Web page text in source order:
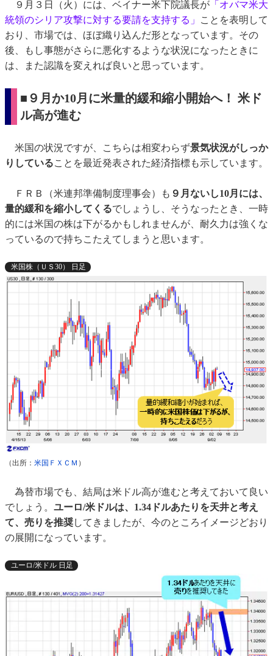
９月３日（火）には、ベイナー米下院議長が 「オバマ米大
統領のシリア攻撃に対する要請を支持する」
ことを表明して
おり、市場では、ほぼ織り込んだ形となっています。その
後、もし事態がさらに悪化するような状況になったときに
は、また認識を変えれば良いと思っています。
■９月か10月に米量的緩和縮小開始へ！ 米ド
ル高が進む
米国の状況ですが、こちらは相変わらず景気状況がしっか
りしていることを最近発表された経済指標も示しています。
ＦＲＢ（米連邦準備制度理事会）も ９月ないし10月には、
量的緩和を縮小してくるでしょうし、そうなったとき、一時
的には米国の株は下がるかもしれませんが、耐久力は強くな
っているので持ちこたえてしまうと思います。
米国株（ＵＳ30） 日足
（出所： 米国ＦＸＣＭ ）
為替市場でも、結局は米ドル高が進むと考えておいて良い
でしょう。 ユーロ/米ドルは、1.34ドルあたりを天井と考え
て、売りを推奨してきましたが、今のところイメージどおり
の展開になっています。
ユーロ/米ドル 日足